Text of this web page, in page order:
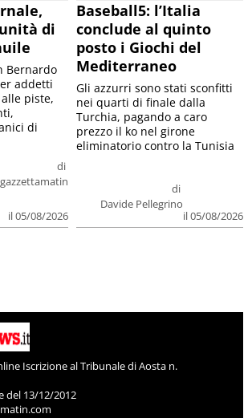
di
di
gazzettamatin
il 05/08/2026
Bernardo
addetti
piste,
di
Baseball5: l’Italia
conclude al quinto
posto i Giochi del
Mediterraneo
di
Davide Pellegrino
il 05/08/2026
Gli azzurri sono stati sconfitti
nei quarti di finale dalla
Turchia, pagando a caro
prezzo il ko nel girone
eliminatorio contro la Tunisia
Iscrizione al Tribunale di Aosta n.
del 13/12/2012